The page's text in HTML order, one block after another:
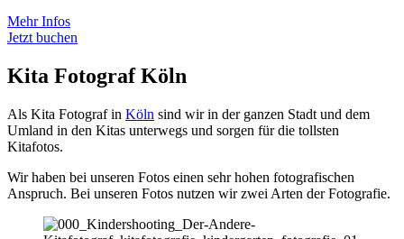
Mehr Infos
Jetzt buchen
Kita Fotograf Köln
Als Kita Fotograf in Köln sind wir in der ganzen Stadt und dem
Umland in den Kitas unterwegs und sorgen für die tollsten
Kitafotos.
Wir haben bei unseren Fotos einen sehr hohen fotografischen
Anspruch. Bei unseren Fotos nutzen wir zwei Arten der Fotografie.